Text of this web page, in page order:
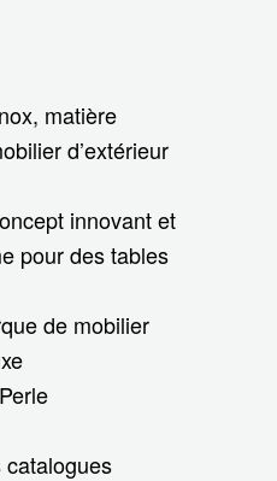
matière
d’extérieur
innovant et
pour des tables
de mobilier